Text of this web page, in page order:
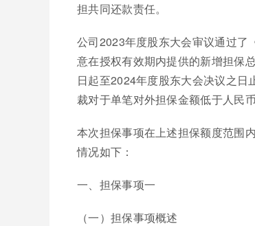
担共同还款责任。
公司2023年度股东大会审议通过了
意在授权有效期内提供的新增担保
日起至2024年度股东大会决议之
裁对于单笔对外担保金额低于人民
本次担保事项在上述担保额度范围
情况如下：
一、担保事项一
（一）担保事项概述